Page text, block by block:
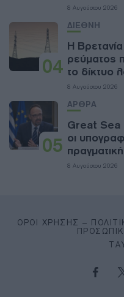
8 Αυγούστου 2026
04
ΔΙΕΘΝΗ
Η
ρεύματος
το δίκτυο
8 Αυγούστου 2026
05
ΑΡΘΡΑ
Great Sea
οι
8 Αυγούστου 2026
ΌΡΟΙ ΧΡΉΣΗΣ –